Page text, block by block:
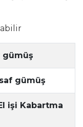
gümüş
gümüş
işi Kabartma